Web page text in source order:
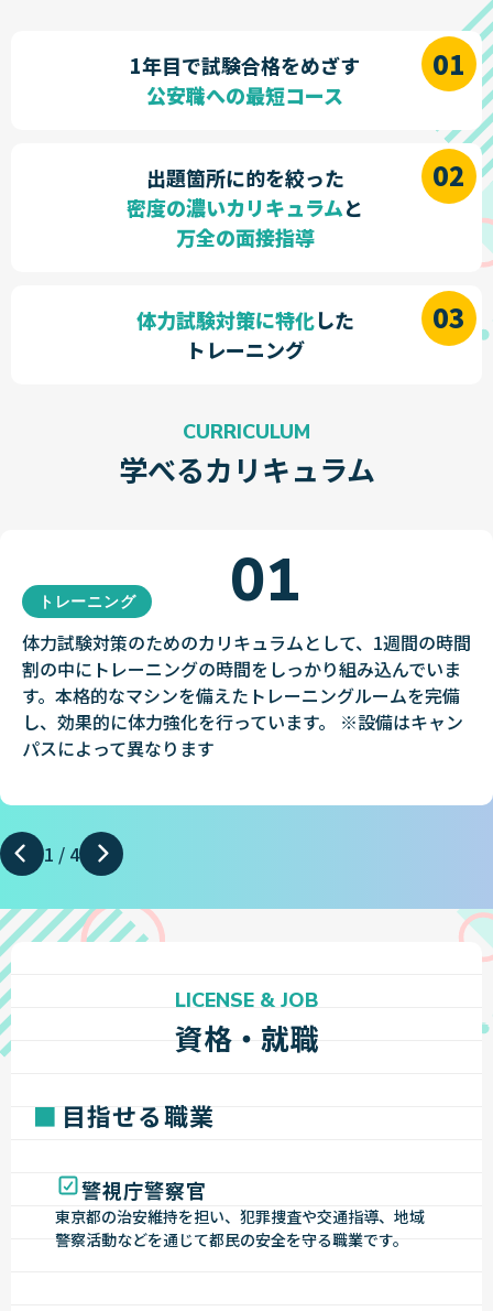
1年目で試験合格をめざす
公安職への最短コース
出題箇所に的を絞った
密度の濃いカリキュラムと
万全の面接指導
体力試験対策に特化した
トレーニング
学べるカリキュラム
CURRICULUM
01
トレーニング
体力試験対策のためのカリキュラムとして、1週間の時間
割の中にトレーニングの時間をしっかり組み込んでいま
す。本格的なマシンを備えたトレーニングルームを完備
し、効果的に体力強化を行っています。 ※設備はキャン
パスによって異なります
1 / 4
資格・就職
LICENSE & JOB
目指せる職業
警視庁警察官
東京都の治安維持を担い、犯罪捜査や交通指導、地域
警察活動などを通じて都民の安全を守る職業です。